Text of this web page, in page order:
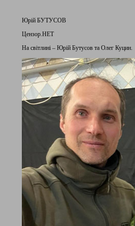
Юрій БУТУСОВ
Цензор.НЕТ
На світлині – Юрій Бутусов та Олег Куцин.